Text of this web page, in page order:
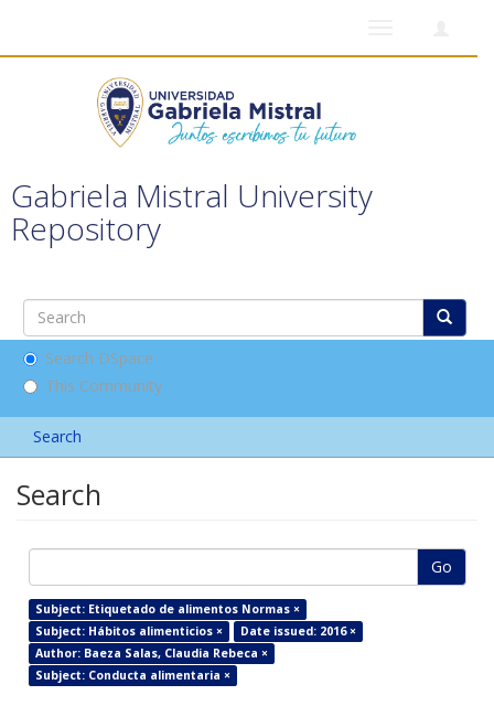
Gabriela Mistral University
Repository
Search DSpace
This Community
Search
Search
Go
Subject: Etiquetado de alimentos Normas ×
Subject: Hábitos alimenticios ×
Date issued: 2016 ×
Author: Baeza Salas, Claudia Rebeca ×
Subject: Conducta alimentaria ×